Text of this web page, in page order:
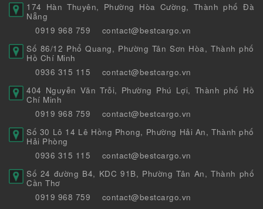
174 Hàn Thuyên, Phường Hòa Cường, Thành phố Đà
Nẵng
0919 968 759
contact@bestcargo.vn
Số 86/12 Phổ Quang, Phường Tân Sơn Hòa, Thành phố
Hồ Chí Minh
0936 315 115
contact@bestcargo.vn
404 Nguyễn Văn Trỗi, Phường Phú Lợi, Thành phố Hồ
Chí Minh
0919 968 759
contact@bestcargo.vn
Số 30 Lô 14 Lê Hồng Phong, Phường Hải An, Thành phố
Hải Phòng
0936 315 115
contact@bestcargo.vn
Số 24 đường B4, KDC 91B, Phường Tân An, Thành phố
Cần Thơ
0919 968 759
contact@bestcargo.vn